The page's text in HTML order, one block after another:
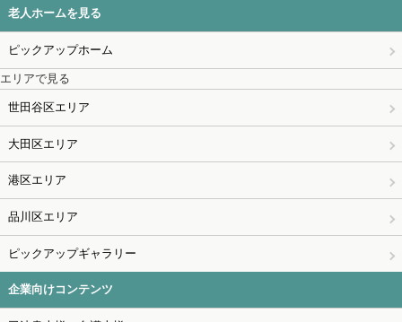
老人ホームを見る
ピックアップホーム
エリアで見る
世田谷区エリア
大田区エリア
港区エリア
品川区エリア
ピックアップギャラリー
企業向けコンテンツ